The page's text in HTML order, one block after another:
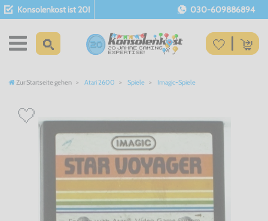
Konsolenkost ist 20! 030-609886894
Zur Startseite gehen Atari 2600 Spiele Imagic-Spiele